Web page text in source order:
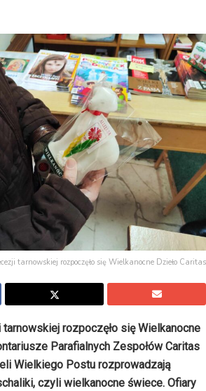
tarnowskiej rozpoczęło się Wielkanocne Dzieło Caritas
rozpoczęło się Wielkanocne
Parafialnych Zespołów Caritas
Wielkiego Postu rozprowadzają
czyli wielkanocne świece. Ofiary